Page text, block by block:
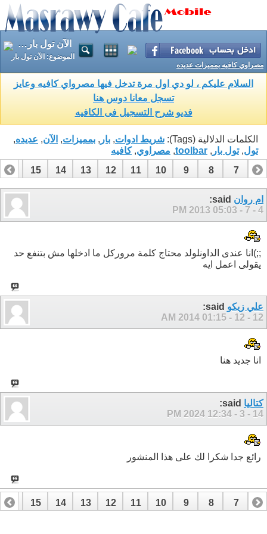
الآن تول بار مصراوي كافيه بمميزات عديده
الموضوع: الآن تول بار
مصراوي كافيه بمميزات عديده
السلام عليكم ، لو دي اول مرة تدخل فيها مصرواي كافيه وعايز
تسجل معانا دوس هنا
فديو شرح التسجيل فى الكافيه
الكلمات الدلالية (Tags): شريط ادوات, بار , بمميزات, الآن, عديده,
تول,تول بار ,
toolbar
, مصراوي,كافيه
6
7
8
9
10
11
12
13
14
15
16
ام روان
4 - 7 - 2013
05:03 PM
;;)انا عندى الداونلولد محتاج كلمة مروركل ما ادخلها مش بتنفع حد
يقولى اعمل ايه
علي زيكو
12 - 12 - 2014
01:15 AM
انا جديد هنا
كتاليا
14 - 3 - 2024
12:34 PM
رائع جدا شكرا لك على هذا المنشور
6
7
8
9
10
11
12
13
14
15
16